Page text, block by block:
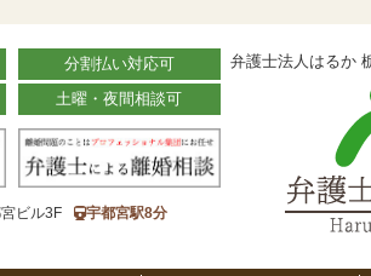
分割払い対応可
土曜・夜間相談可
ビル3F 宇都宮駅8分
弁護士法人はるか